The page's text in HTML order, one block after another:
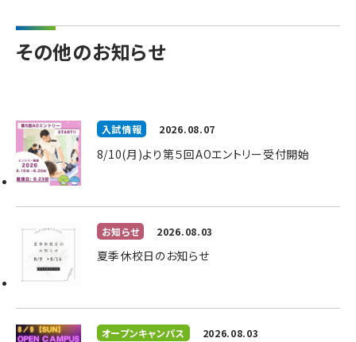
その他のお知らせ
入試情報 2026.08.07
8/10(月)より第５回AOエントリー受付開始
お知らせ 2026.08.03
夏季休校日のお知らせ
オープンキャンパス 2026.08.03